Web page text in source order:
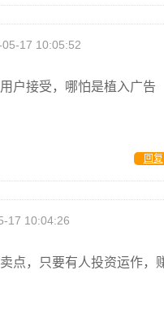
17 10:05:52
户接受，哪怕是植入广告
回复
17 10:04:26
点，只要有人投资运作，